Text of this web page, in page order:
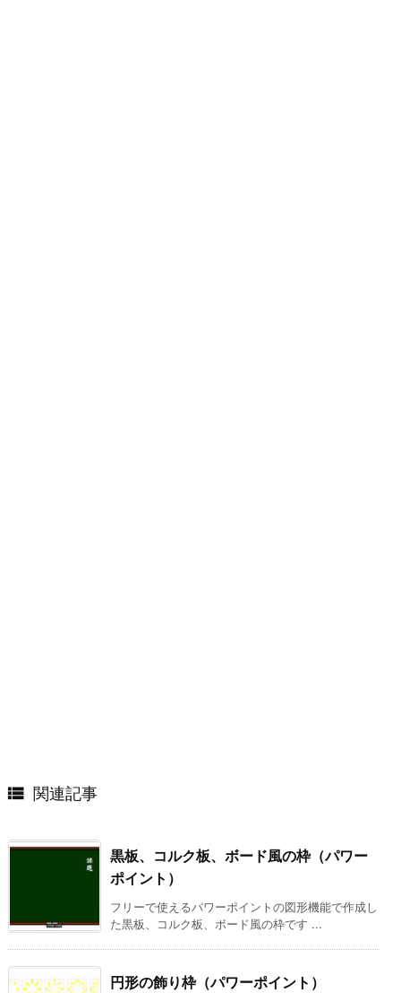
 関連記事
黒板、コルク板、ボード風の枠（パワー
ポイント）
フリーで使えるパワーポイントの図形機能で作成し
た黒板、コルク板、ボード風の枠です ...
円形の飾り枠（パワーポイント）